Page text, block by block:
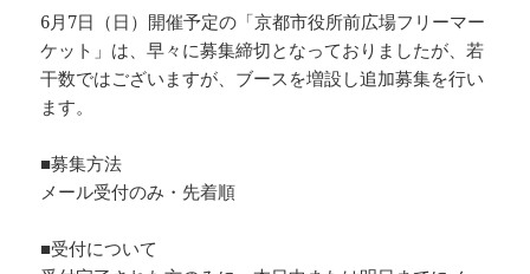
6月7日（日）開催予定の「京都市役所前広場フリーマー
ケット」は、早々に募集締切となっておりましたが、若
干数ではございますが、ブースを増設し追加募集を行い
ます。
■募集方法
メール受付のみ・先着順
■受付について